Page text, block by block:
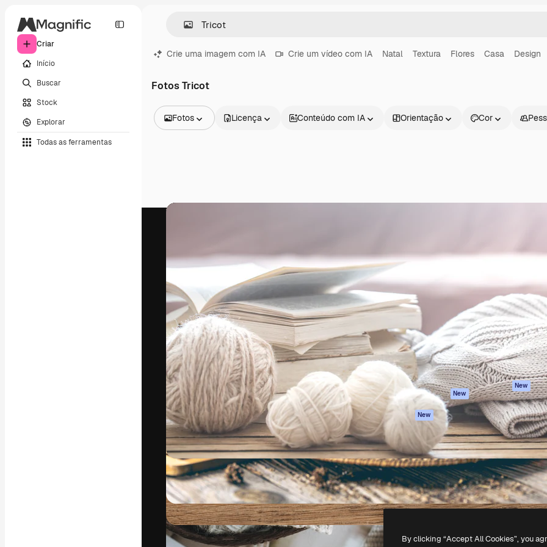
Criar
Início
Buscar
Stock
Explorar
Todas as ferramentas
Crie uma imagem com IA Crie um vídeo com IA Natal Textura Flores Casa Design
Fotos Tricot
Fotos
Vídeos
Modelos 3D
Fontes
Licença Conteúdo com IA Orientação Cor
A plataforma criativa para você direcionar
seu melhor trabalho. Mais de 1 milhão de
assinantes entre criativos, empresas,
agências e estúdios.
Português
Produtos
Spaces
Assistente de IA
Gerador de
imagens
Gerador de vídeos
Texto para voz
Conteúdo de stock
MCP para
Claude/ChatGPT
New
Agentes New
API
App móvel
Todas as
ferramentas
Academy
Documentação
Atendimento
Termos e
condições
Política de
privacidade
Originais New
Política de
Central de
confiabilidade
Afiliados
Empresas
Copyright © 2010-2026Freepik Company S.L.U.Todos os direitos reservados.
By clicking “Accept All Cookies”, you